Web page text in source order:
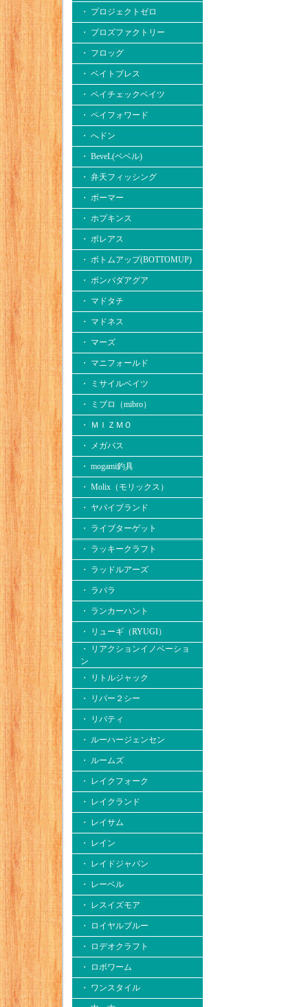
・ プロジェクトゼロ
・ プロズファクトリー
・ フロッグ
・ ベイトブレス
・ ペイチェックベイツ
・ ペイフォワード
・ へドン
・ BeveL(ベベル)
・ 弁天フィッシング
・ ボーマー
・ ホプキンス
・ ボレアス
・ ボトムアップ(BOTTOMUP)
・ ボンバダアグア
・ マドタチ
・ マドネス
・ マーズ
・ マニフォールド
・ ミサイルベイツ
・ ミブロ（mibro）
・ ＭＩＺＭＯ
・ メガバス
・ mogami釣具
・ Molix（モリックス）
・ ヤバイブランド
・ ライブターゲット
・ ラッキークラフト
・ ラッドルアーズ
・ ラパラ
・ ランカーハント
・ リューギ（RYUGI）
・ リアクションイノベーショ
ン
・ リトルジャック
・ リバー２シー
・ リバティ
・ ルーハージェンセン
・ ルームズ
・ レイクフォーク
・ レイクランド
・ レイサム
・ レイン
・ レイドジャパン
・ レーベル
・ レスイズモア
・ ロイヤルブルー
・ ロデオクラフト
・ ロボワーム
・ ワンスタイル